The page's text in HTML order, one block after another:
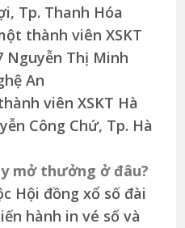
Tp. Thanh Hóa
thành viên XSKT
Nguyễn Thị Minh
An
viên XSKT Hà
Công Chứ, Tp. Hà
mở thưởng ở đâu?
Hội đồng xổ số đài
hành in vé số và